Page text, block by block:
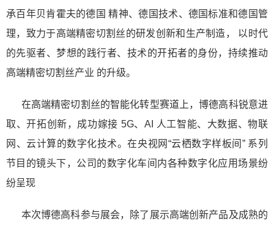
承百年贝肯霍夫的德国 精神、德国技术、德国标准和德国管
理，致力于高端精密切割丝的研发创新和生产制造， 以时代
的先驱者、梦想的践行者、技术的开拓者的身份，持续推动
高端精密切割丝产业 的升级。
在高端精密切割丝的智能化转型赛道上，博德高科锐意进
取、开拓创新，成功嫁接 5G、AI 人工智能、大数据、物联
网、云计算的数字化技术。在央视网“云栖数字样板间” 系列
节目的镜头下，公司的数字化车间内各种数字化应用场景纷
纷呈现
本次博德高科参与展会，除了展示高端创新产品及成熟的